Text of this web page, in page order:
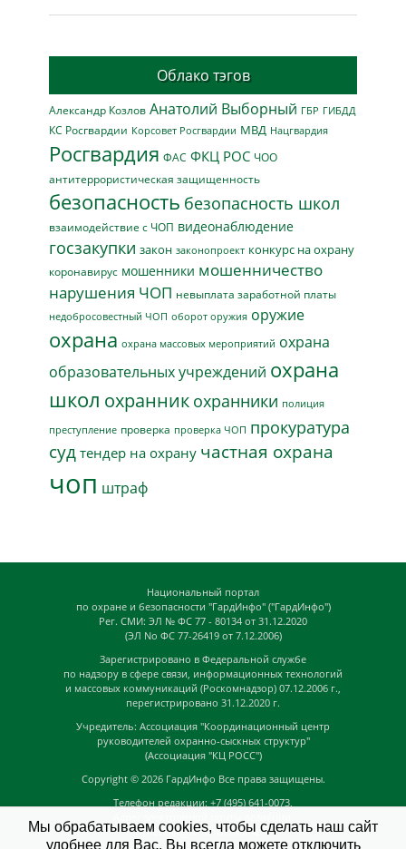
Облако тэгов
Александр Козлов Анатолий Выборный ГБР ГИБДД
КС Росгвардии Корсовет Росгвардии МВД Нацгвардия
Росгвардия ФАС ФКЦ РОС ЧОО
антитеррористическая защищенность
безопасность безопасность школ
взаимодействие с ЧОП видеонаблюдение
госзакупки закон законопроект конкурс на охрану
коронавирус мошенники мошенничество
нарушения ЧОП невыплата заработной платы
недобросовестный ЧОП оборот оружия оружие
охрана охрана массовых мероприятий охрана
образовательных учреждений охрана
школ охранник охранники полиция
преступление проверка проверка ЧОП прокуратура
суд тендер на охрану частная охрана
чоп штраф
Национальный портал
по охране и безопасности "ГардИнфо" ("ГардИнфо")
Рег. СМИ: ЭЛ № ФС 77 - 80134 от 31.12.2020
(ЭЛ No ФС 77-26419 от 7.12.2006)
Зарегистрировано в Федеральной службе
по надзору в сфере связи, информационных технологий
и массовых коммуникаций (Роскомнадзор) 07.12.2006 г.,
перегистрировано 31.12.2020 г.
Учредитель: Ассоциация "Координационный центр
руководителей охранно-сыскных структур"
(Ассоциация "КЦ РОСС")
Copyright © 2026 ГардИнфо Все права защищены.
Телефон редакции: +7 (495) 641-0073,
news@guardinfo.online
Мы обрабатываем cookies, чтобы сделать наш сайт
удобнее для Вас. Вы всегда можете отключить